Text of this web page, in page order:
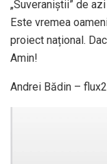
„Suveraniștii” de
Este vremea
proiect național.
Amin!
Andrei Bădin –